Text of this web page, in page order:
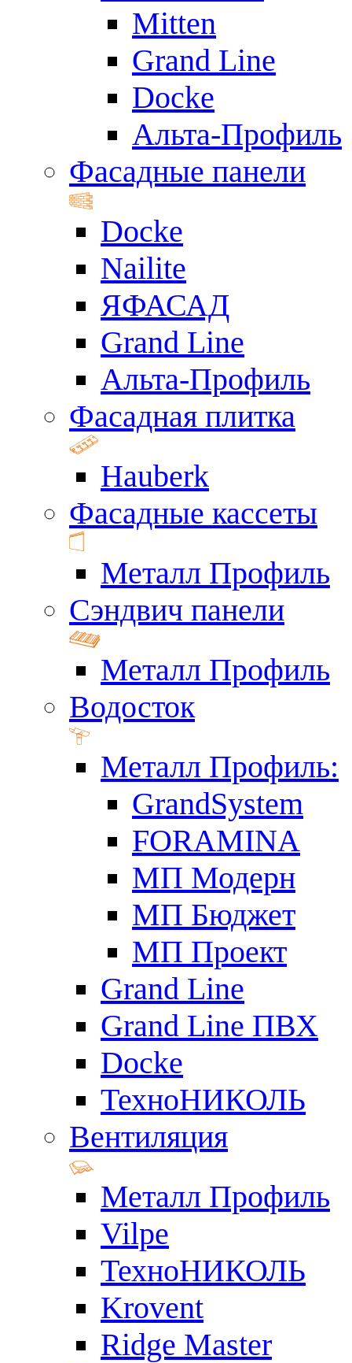
Mitten
Grand Line
Docke
Альта-Профиль
Фасадные панели
Docke
Nailite
ЯФАСАД
Grand Line
Альта-Профиль
Фасадная плитка
Hauberk
Фасадные кассеты
Металл Профиль
Сэндвич панели
Металл Профиль
Водосток
Металл Профиль:
GrandSystem
FORAMINA
МП Модерн
МП Бюджет
МП Проект
Grand Line
Grand Line ПВХ
Docke
ТехноНИКОЛЬ
Вентиляция
Металл Профиль
Vilpe
ТехноНИКОЛЬ
Krovent
Ridge Master